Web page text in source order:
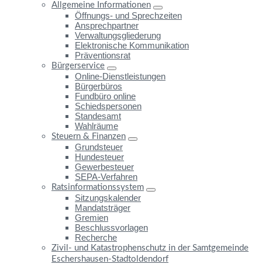
Allgemeine Informationen
Öffnungs- und Sprechzeiten
Ansprechpartner
Verwaltungsgliederung
Elektronische Kommunikation
Präventionsrat
Bürgerservice
Online-Dienstleistungen
Bürgerbüros
Fundbüro online
Schiedspersonen
Standesamt
Wahlräume
Steuern & Finanzen
Grundsteuer
Hundesteuer
Gewerbesteuer
SEPA-Verfahren
Ratsinformationssystem
Sitzungskalender
Mandatsträger
Gremien
Beschlussvorlagen
Recherche
Zivil- und Katastrophenschutz in der Samtgemeinde
Eschershausen-Stadtoldendorf